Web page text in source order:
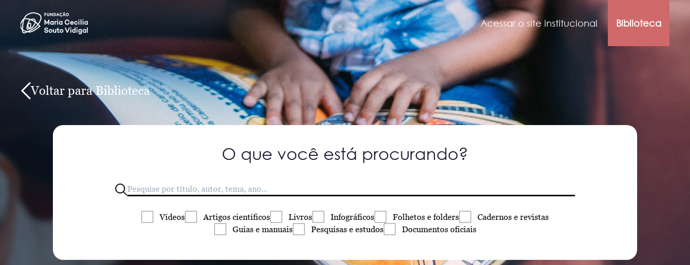
Acessar o site institucional Biblioteca
Voltar para Biblioteca
O que você está procurando?
Vídeos Artigos científicos Livros Infográficos Folhetos e folders Cadernos e revistas
Guias e manuais Pesquisas e estudos Documentos oficiais